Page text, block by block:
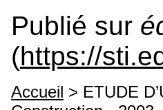
Publié sur
(https://
Accueil > ETUDE